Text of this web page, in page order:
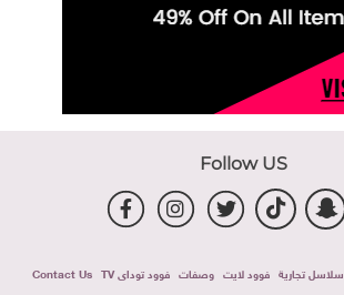
Follow US
سلاسل تجارية فوود لايت وصفات فوود توداى TV
Contact Us